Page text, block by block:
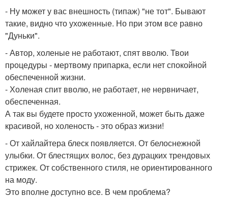
- Ну может у вас внешность (типаж) "не тот". Бывают
такие, видно что ухоженные. Но при этом все равно
"Дуньки".
- Автор, холеные не работают, спят вволю. Твои
процедуры - мертвому припарка, если нет спокойной
обеспеченной жизни.
- Холеная спит вволю, не работает, не нервничает,
обеспеченная.
А так вы будете просто ухоженной, может быть даже
красивой, но холеность - это образ жизни!
- От хайлайтера блеск появляется. От белоснежной
улыбки. От блестящих волос, без дурацких трендовых
стрижек. От собственного стиля, не ориентированного
на моду.
Это вполне доступно все. В чем проблема?